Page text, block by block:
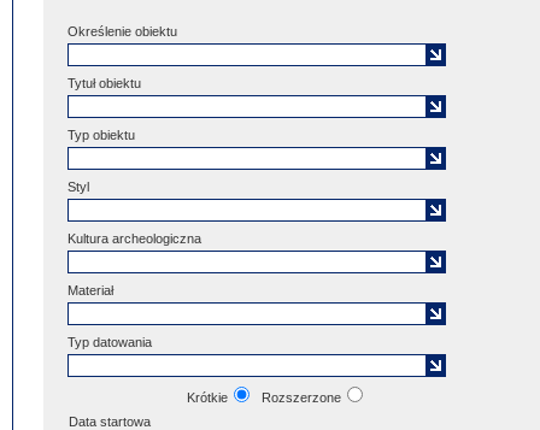
Określenie obiektu
Tytuł obiektu
Typ obiektu
Styl
Kultura archeologiczna
Materiał
Typ datowania
Krótkie
Rozszerzone
Data startowa